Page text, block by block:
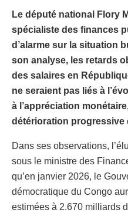
Le député national Flory
spécialiste des finances
d’alarme sur la situation
son analyse, les retards
des salaires en
ne seraient pas liés à
à l’appréciation
détérioration progressive
Dans ses observations,
sous le ministre des
qu’en janvier 2026, le
démocratique du Congo
estimées à 2.670 milliards